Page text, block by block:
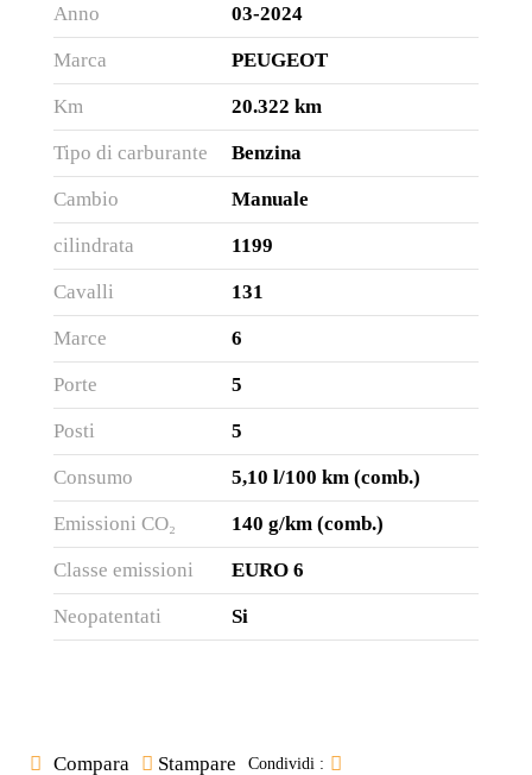
Anno 03-2024
Marca PEUGEOT
Km 20.322 km
Tipo di carburante Benzina
Cambio Manuale
cilindrata 1199
Cavalli 131
Marce 6
Porte 5
Posti 5
Consumo 5,10 l/100 km (comb.)
Emissioni CO₂ 140 g/km (comb.)
Classe emissioni EURO 6
Neopatentati Si
Compara Stampare Condividi :